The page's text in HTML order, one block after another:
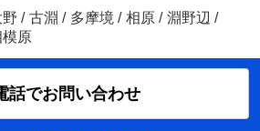
/ 古淵 / 多摩境 / 相原 / 淵野辺 /
原
話でお問い合わせ